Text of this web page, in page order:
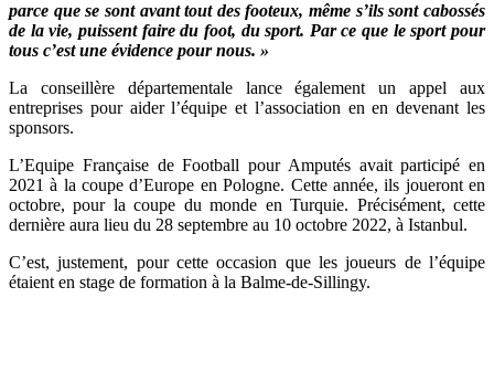
parce que se sont avant tout des footeux, même s’ils sont cabossés
de la vie, puissent faire du foot, du sport. Par ce que le sport pour
tous c’est une évidence pour nous. »
La conseillère départementale lance également un appel aux
entreprises pour aider l’équipe et l’association en en devenant les
sponsors.
L’Equipe Française de Football pour Amputés avait participé en
2021 à la coupe d’Europe en Pologne. Cette année, ils joueront en
octobre, pour la coupe du monde en Turquie. Précisément, cette
dernière aura lieu du 28 septembre au 10 octobre 2022, à Istanbul.
C’est, justement, pour cette occasion que les joueurs de l’équipe
étaient en stage de formation à la Balme-de-Sillingy.